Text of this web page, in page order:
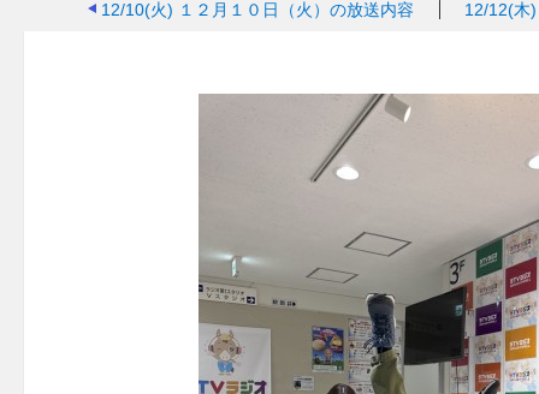
12/10(火) １２月１０日（火）の放送内容 12/12(木)